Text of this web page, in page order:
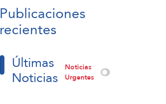
Publicaciones
recientes
Últimas
Noticias Noticias
Urgentes